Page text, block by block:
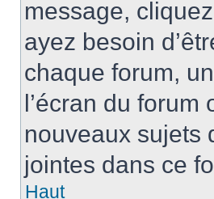
message,
ayez besoin
chaque forum,
l’écran du
nouveaux sujets
jointes dans ce
Haut